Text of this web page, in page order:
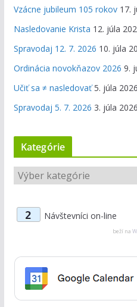
Vzácne jubileum 105 rokov 17.
Nasledovanie Krista 12. júla
Spravodaj 12. 7. 2026 10. júla
Ordinácia novokňazov 2026 9.
Učiť sa ≠ nasledovať 5. júla 2026
Spravodaj 5. 7. 2026 3. júla 2026
Kategórie
K
a
r
2 Návštevníci on-line
beží na